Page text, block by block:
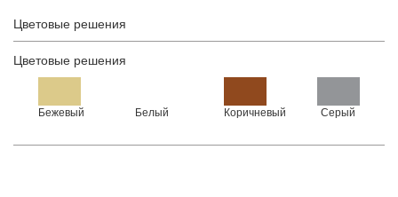
Цветовые решения
Цветовые решения
Бежевый Белый Коричневый Серый